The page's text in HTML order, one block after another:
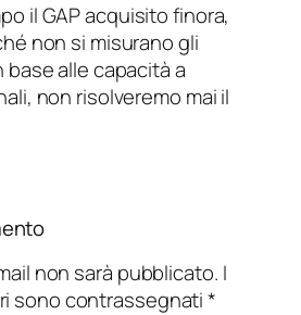
il GAP acquisito finora,
non si misurano gli
base alle capacità a
non risolveremo mai il
non sarà pubblicato. I
sono contrassegnati*